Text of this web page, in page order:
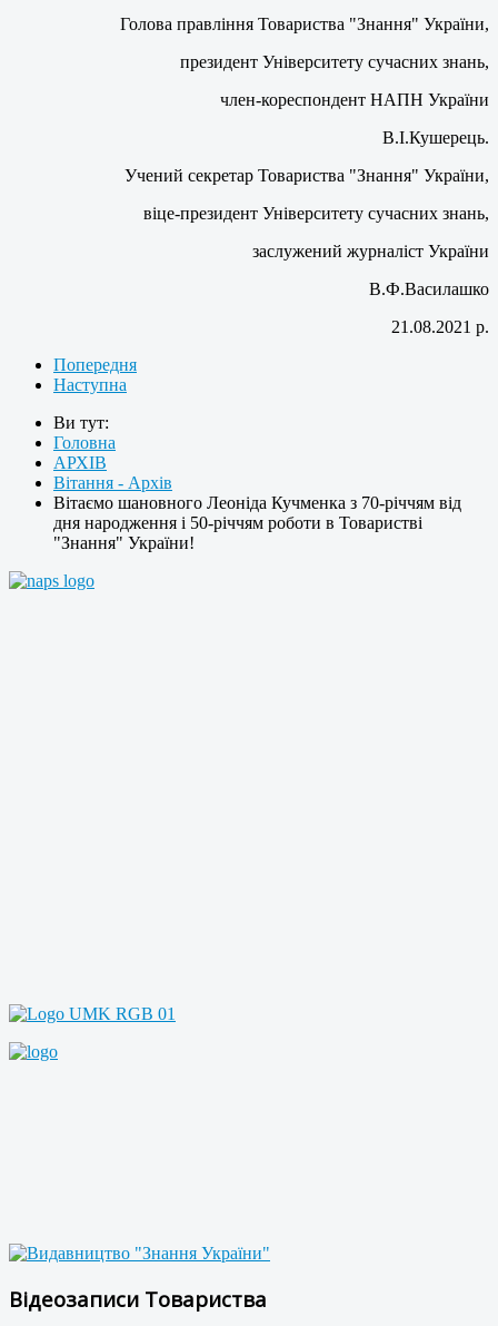
Голова правління Товариства "Знання" України,
президент Університету сучасних знань,
член-кореспондент НАПН України
В.І.Кушерець.
Учений секретар Товариства "Знання" України,
віце-президент Університету сучасних знань,
заслужений журналіст України
В.Ф.Василашко
21.08.2021 р.
Попередня
Наступна
Ви тут:
Головна
АРХІВ
Вітання - Архів
Вітаємо шановного Леоніда Кучменка з 70-річчям від
дня народження і 50-річчям роботи в Товаристві
"Знання" України!
Відеозаписи Товариства